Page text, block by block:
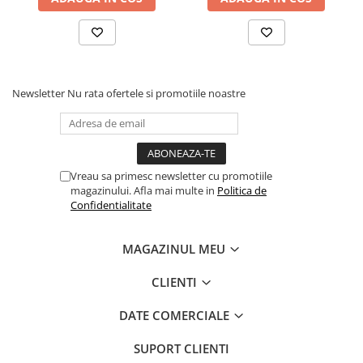
Newsletter Nu rata ofertele si promotiile noastre
Vreau sa primesc newsletter cu promotiile
magazinului. Afla mai multe in Politica de
Confidentialitate
MAGAZINUL MEU
CLIENTI
DATE COMERCIALE
SUPORT CLIENTI